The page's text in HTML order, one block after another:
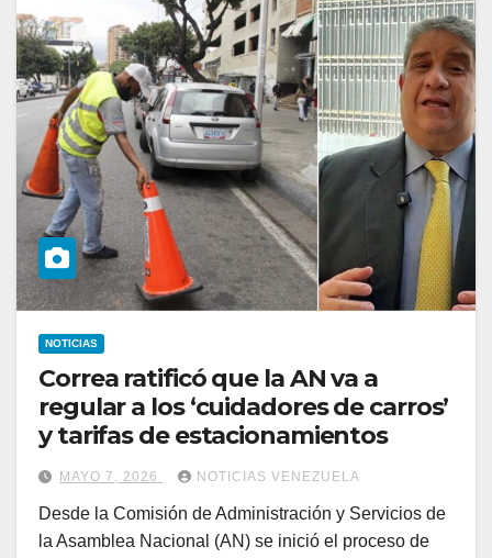
NOTICIAS
Correa ratificó que la AN va a
regular a los ‘cuidadores de carros’
y tarifas de estacionamientos
MAYO 7, 2026 NOTICIAS VENEZUELA
Desde la Comisión de Administración y Servicios de
la Asamblea Nacional (AN) se inició el proceso de